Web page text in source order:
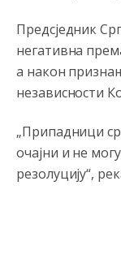
Предсједник
негативна
а након
независности
„Припадници
очајни и не
резолуцију“,